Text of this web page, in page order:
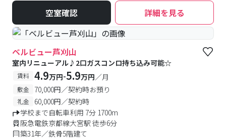
空室確認 詳細を見る
ベルビュー芦刈山
室内リニューアル♪2口ガスコンロ持ち込み可能☆
賃料 4.9万円-5.9万円／月
敷金 70,000円／契約時お預り
礼金
60,000円／契約時
学校まで自転車利用 7分 1700m
阪急電鉄京都線大宮駅 徒歩6分
築31年／鉄骨5階建て